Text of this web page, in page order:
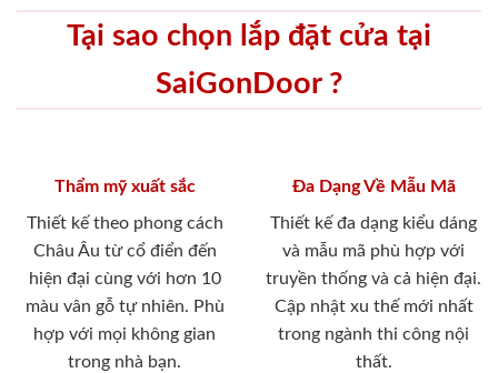
Tại sao chọn lắp đặt cửa tại
SaiGonDoor ?
Thẩm mỹ xuất sắc
Thiết kế theo phong cách
Châu Âu từ cổ điển đến
hiện đại cùng với hơn 10
màu vân gỗ tự nhiên. Phù
hợp với mọi không gian
trong nhà bạn.
Đa Dạng Về Mẫu Mã
Thiết kế đa dạng kiểu dáng
và mẫu mã phù hợp với
truyền thống và cả hiện đại.
Cập nhật xu thế mới nhất
trong ngành thi công nội
thất.